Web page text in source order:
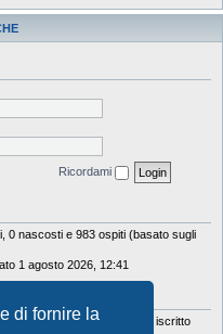
di fornire la
Ricordami
0 nascosti e 983 ospiti (basato sugli
1 agosto 2026, 12:41
• Totale iscritti 5630
• Ultimo iscritto